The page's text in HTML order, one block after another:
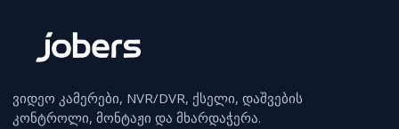
ვიდეო კამერები, NVR/DVR, ქსელი, დაშვების
კონტროლი, მონტაჟი და მხარდაჭერა.